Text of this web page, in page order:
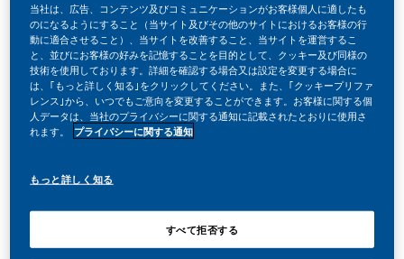
当社は、広告、コンテンツ及びコミュニケーションがお客様個人に適したも
のになるようにすること（当サイト及びその他のサイトにおけるお客様の行
動に適合させること）、当サイトを改善すること、当サイトを運営するこ
と、並びにお客様の好みを記憶することを目的として、クッキー及び同様の
技術を使用しております。詳細を確認する場合又は設定を変更する場合に
は、｢もっと詳しく知る｣をクリックしてください。また、｢クッキープリファ
レンス｣から、いつでもご意向を変更することができます。お客様に関する個
人データは、当社のプライバシーに関する通知に記載されたとおりに使用さ
れます。
プライバシーに関する通知
もっと詳しく知る
すべて拒否する